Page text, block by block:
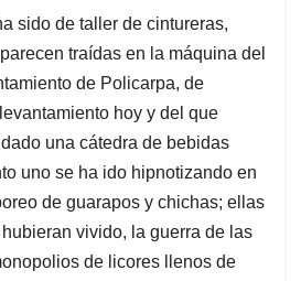
sido de taller de cintureras,
traídas en la máquina del
de Policarpa, de
hoy y del que
una cátedra de bebidas
uno se ha ido hipnotizando en
de guarapos y chichas; ellas
vivido, la guerra de las
de licores llenos de